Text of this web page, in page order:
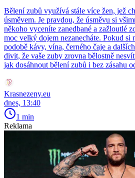
Bělení zubů využívá stále více žen, jež
úsměvem. Je pravdou, že úsměvu si
někoho vyceníte zanedbané a zažloutlé
moc velký dojem nezanecháte. Pokud si
podobě kávy, vína, černého čaje a
divit, že vaše zuby zrovna bělostně
jak dosáhnout bělení zubů i bez zásahu
Krasnezeny.eu
dnes, 13:40
1 min
Reklama